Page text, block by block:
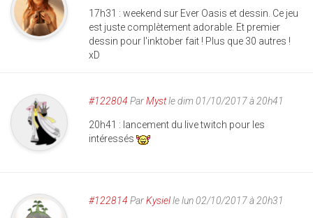
17h31 : weekend sur Ever Oasis et dessin. Ce jeu
est juste complètement adorable. Et premier
dessin pour l'inktober fait ! Plus que 30 autres !
xD
#122804 ParMystle dim 01/10/2017 à 20h41
20h41 : lancement du live twitch pour les
intéressés
#122814 ParKysielle lun 02/10/2017 à 20h31